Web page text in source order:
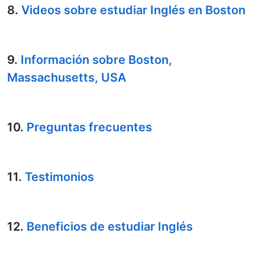
8. Videos sobre estudiar Inglés en Boston
9. Información sobre Boston,
Massachusetts, USA
10. Preguntas frecuentes
11. Testimonios
12. Beneficios de estudiar Inglés